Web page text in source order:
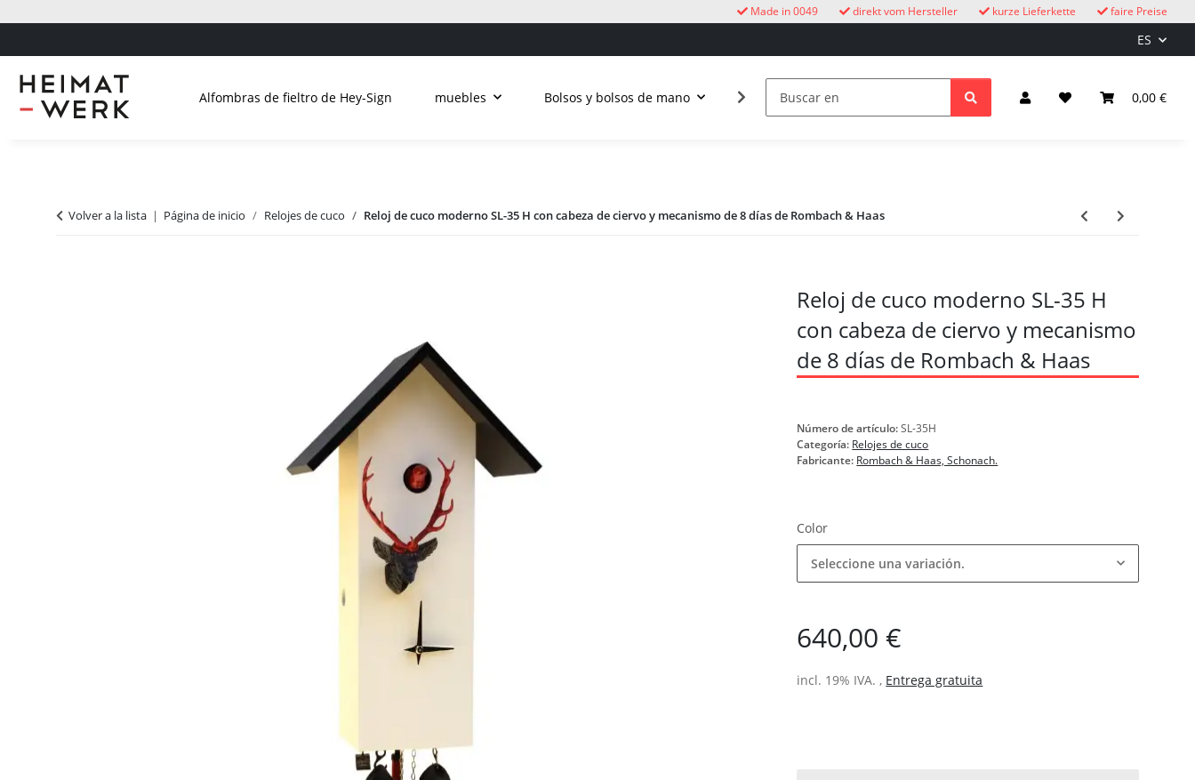
faire Preise
kurze Lieferkette
direkt vom Hersteller
Made in 0049
ES
0,00 €
Alfombras de fieltro de Hey-Sign muebles Bolsos y bolsos de mano Vida al aire libre Relojes de cuco niños Iluminación y
Volver a la lista Página de inicio Relojes de cuco Reloj de cuco moderno SL-35 H con cabeza de ciervo y mecanismo de 8 días de Rombach & Haas
Reloj de cuco moderno SL-35 H
con cabeza de ciervo y mecanismo
de 8 días de Rombach & Haas
Número de artículo:SL-35H
Categoría: Relojes de cuco
Fabricante: Rombach & Haas, Schonach.
Color
Seleccione una variación.
640,00 €
incl. 19% IVA. , Entrega gratuita